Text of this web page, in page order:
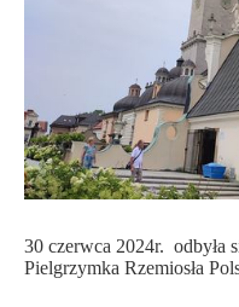
30 czerwca 2024r. odbyła
Pielgrzymka Rzemiosła